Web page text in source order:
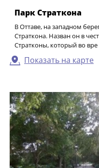
Парк Страткона
В Оттаве, на западном
Страткона. Назван он в
Стратконы, который во
Показать на карте